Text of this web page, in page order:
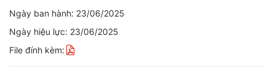
Ngày ban hành: 23/06/2025
Ngày hiệu lực: 23/06/2025
File đính kèm: